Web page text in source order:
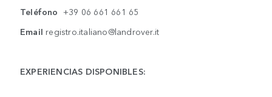
Teléfono +39 06 661 661 65
Emailregistro.italiano@landrover.it
EXPERIENCIAS DISPONIBLES: